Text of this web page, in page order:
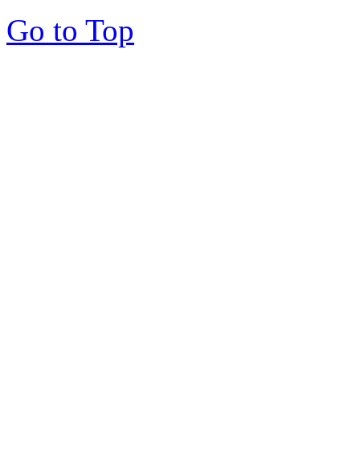
Go to Top